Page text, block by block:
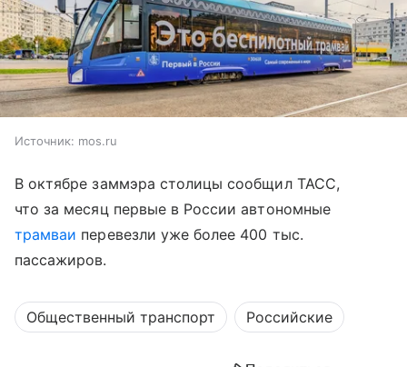
Источник: mos.ru
В октябре заммэра столицы сообщил ТАСС,
что за месяц первые в России автономные
трамваи перевезли уже более 400 тыс.
пассажиров.
Общественный транспорт Российские